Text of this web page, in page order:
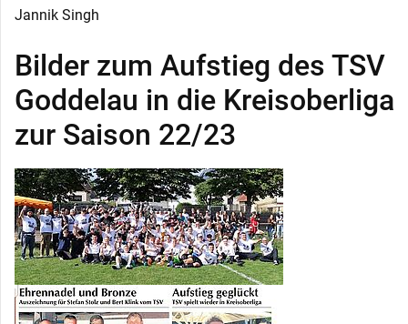
Jannik Singh
Bilder zum Aufstieg des TSV
Goddelau in die Kreisoberliga
zur Saison 22/23